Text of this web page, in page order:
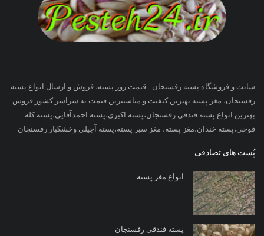
سایت و فروشگاه پسته رفسنجان - قیمت روز پسته، فروش و ارسال انواع پسته
رفسنجان، مغز پسته بهترین کیفیت و مناسبترین قیمت به سراسر کشور فروش
بهترین انواع پسته فندقی رفسنجان،پسته اکبری،پسته احمدآقایی،پسته کله
قوچی،پسته خندان،مغز پسته، مغز سبز پسته،پسته آجیلی وخشکبار رفسنجان
پُست های تصادفی
انواع مغز پسته
پسته فندقی رفسنجان